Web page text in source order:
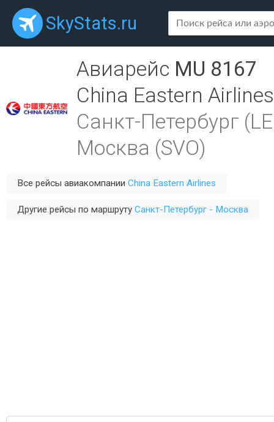
SkyStats.ru
Авиарейс MU 8167
China Eastern Airlines
Санкт-Петербург
Москва (SVO)
Все рейсы авиакомпании China Eastern Airlines
Другие рейсы по маршруту Санкт-Петербург - Москва